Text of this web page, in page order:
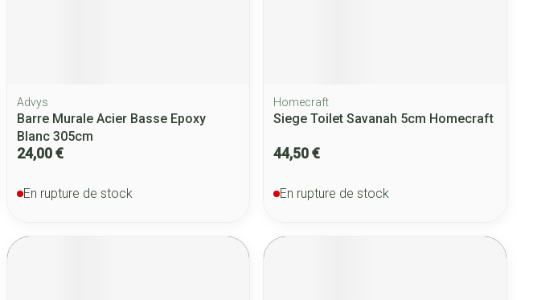
Advys
Barre Murale Acier Basse Epoxy
Blanc 305cm
24,00 €
En rupture de stock
Homecraft
Siege Toilet Savanah 5cm Homecraft
44,50 €
En rupture de stock